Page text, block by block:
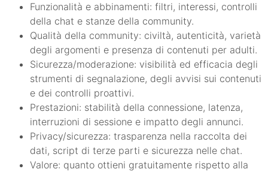
Funzionalità e abbinamenti: filtri, interessi, controlli
della chat e stanze della community.
Qualità della community: civiltà, autenticità, varietà
degli argomenti e presenza di contenuti per adulti.
Sicurezza/moderazione: visibilità ed efficacia degli
strumenti di segnalazione, degli avvisi sui contenuti
e dei controlli proattivi.
Prestazioni: stabilità della connessione, latenza,
interruzioni di sessione e impatto degli annunci.
Privacy/sicurezza: trasparenza nella raccolta dei
dati, script di terze parti e sicurezza nelle chat.
Valore: quanto ottieni gratuitamente rispetto alla